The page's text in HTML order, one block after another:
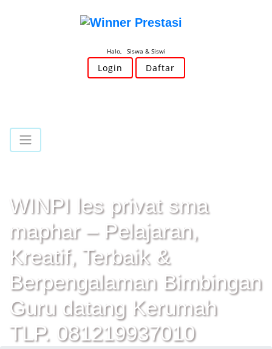
Halo, Siswa & Siswi
Login Daftar
WINPI les privat sma
maphar – Pelajaran,
Kreatif, Terbaik &
Berpengalaman Bimbingan
Guru datang Kerumah
TLP. 081219937010